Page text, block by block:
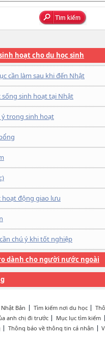
hoạt cho du học sinh
cần làm sau khi đến Nhật
sống sinh hoạt tại Nhật
ý trong sinh hoạt
hoạt động giao lưu
chú ý khi tốt nghiệp
dành cho người nước ngoài
Bản Tìm kiếm nơi du học
anh chị đi trước
Mục lục tìm kiếm
Thông báo về thông tin cá nhân